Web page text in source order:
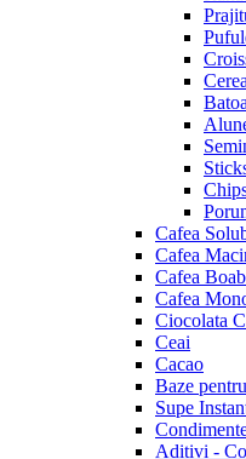
Cafea
Cafea
Cafea
Cafea
Ciocolata
Ceai
Cacao
Baze
Supe
Aditivi -